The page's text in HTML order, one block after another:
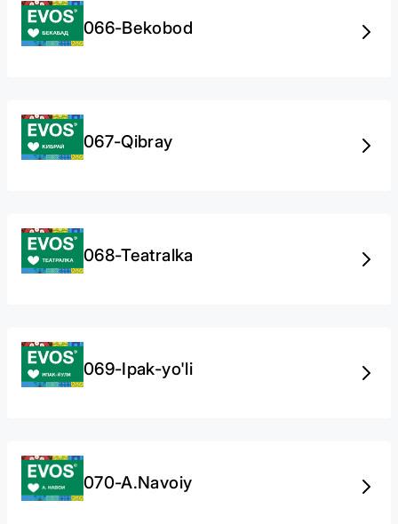
066-Bekobod
067-Qibray
068-Teatralka
069-Ipak-yo'li
070-А.Navoiy